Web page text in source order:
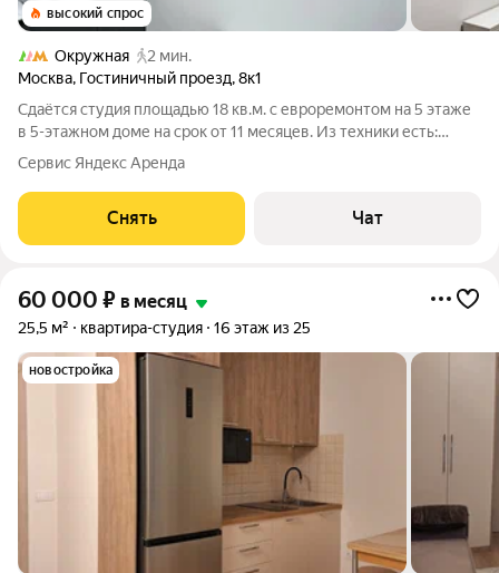
высокий спрос
Окружная
2 мин.
Москва, Гостиничный проезд,8к1
Сдаётся студия площадью 18 кв.м. с евроремонтом на 5 этаже
в 5-этажном доме на срок от 11 месяцев. Из техники есть:
Стиральная машина Холодильник Микроволновка Дом -
кирпичный, окна выходят на улицу. Есть консьерж. В подъезде
2 лифта - 1 грузовой
Сервис Яндекс Аренда
Снять Чат
60 000 ₽ в месяц
25,5 м² квартира-студия 16 этаж из 25
новостройка